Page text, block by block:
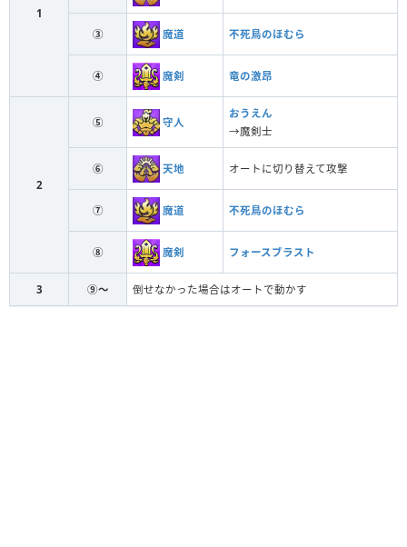
1
③ 魔道 不死鳥のほむら
④ 魔剣 竜の激昂
2
⑤ 守人
おうえん
→魔剣士
⑥ 天地 オートに切り替えて攻撃
⑦ 魔道 不死鳥のほむら
⑧ 魔剣 フォースブラスト
3 ⑨～ 倒せなかった場合はオートで動かす